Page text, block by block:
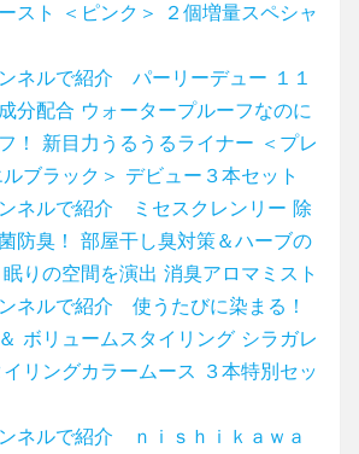
スト ＜ピンク＞ ２個増量スペシャ
ネルで紹介 パーリーデュー １１
分配合 ウォータープルーフなのに
！ 新目力うるうるライナー ＜プレ
ブラック＞ デビュー３本セット
ネルで紹介 ミセスクレンリー 除
防臭！ 部屋干し臭対策＆ハーブの
りの空間を演出 消臭アロマミスト
ネルで紹介 使うたびに染まる！
ボリュームスタイリング シラガレ
リングカラームース ３本特別セッ
ネルで紹介 ｎｉｓｈｉｋａｗａ